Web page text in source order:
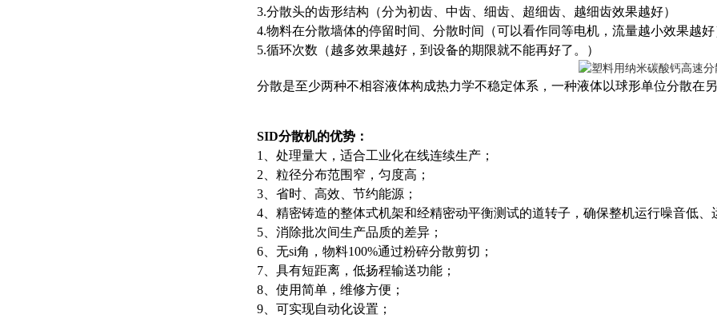
3.分散头的齿形结构（分为初齿、中齿、细齿、超细齿、越细齿效果越好）
4.物料在分散墙体的停留时间、分散时间（可以看作同等电机，流量越小效果越好
5.循环次数（越多效果越好，到设备的期限就不能再好了。）
分散是至少两种不相容液体构成热力学不稳定体系，一种液体以球形单位分散在
SID分散机的优势：
1、处理量大，适合工业化在线连续生产；
2、粒径分布范围窄，匀度高；
3、省时、高效、节约能源；
4、精密铸造的整体式机架和经精密动平衡测试的道转子，确保整机运行噪音低、
5、消除批次间生产品质的差异；
6、无si角，物料100%通过粉碎分散剪切；
7、具有短距离，低扬程输送功能；
8、使用简单，维修方便；
9、可实现自动化设置；